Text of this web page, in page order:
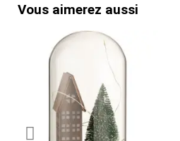
Vous aimerez aussi